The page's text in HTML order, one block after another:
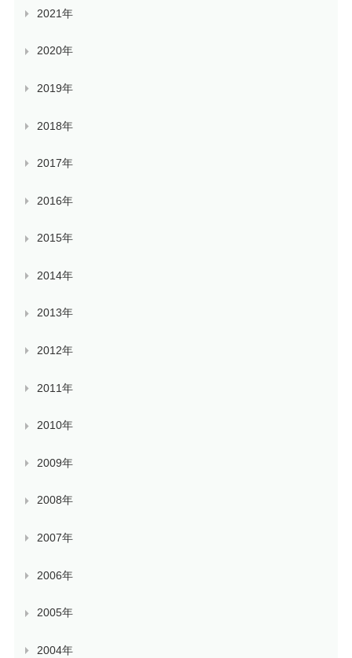
2021年
2020年
2019年
2018年
2017年
2016年
2015年
2014年
2013年
2012年
2011年
2010年
2009年
2008年
2007年
2006年
2005年
2004年